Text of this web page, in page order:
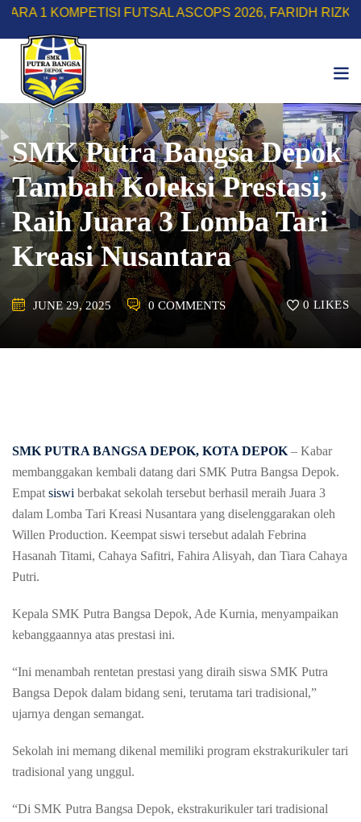
Skip
content
FUTSAL ASCOPS 2026, FARIDH RIZKY
SMK Putra Bangsa Depok
Tambah Koleksi Prestasi,
Raih Juara 3 Lomba Tari
Kreasi Nusantara
JUNE 29, 2025 0 COMMENTS 0 LIKES
SMK PUTRA BANGSA DEPOK, KOTA DEPOK – Kabar
membanggakan kembali datang dari SMK Putra Bangsa Depok.
Empat siswi berbakat sekolah tersebut berhasil meraih Juara 3
dalam Lomba Tari Kreasi Nusantara yang diselenggarakan oleh
Willen Production. Keempat siswi tersebut adalah Febrina
Hasanah Titami, Cahaya Safitri, Fahira Alisyah, dan Tiara Cahaya
Putri.
Kepala SMK Putra Bangsa Depok, Ade Kurnia, menyampaikan
kebanggaannya atas prestasi ini.
“Ini menambah rentetan prestasi yang diraih siswa SMK Putra
Bangsa Depok dalam bidang seni, terutama tari tradisional,”
ujarnya dengan semangat.
Sekolah ini memang dikenal memiliki program ekstrakurikulertari
tradisional yang unggul.
“Di SMK Putra Bangsa Depok, ekstrakurikulertari tradisional